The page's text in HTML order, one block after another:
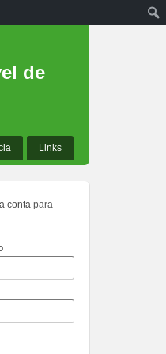
de
Links
conta para